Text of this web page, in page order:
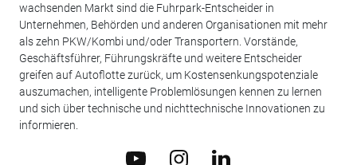
wachsenden Markt sind die Fuhrpark-Entscheider in
Unternehmen, Behörden und anderen Organisationen mit mehr
als zehn PKW/Kombi und/oder Transportern. Vorstände,
Geschäftsführer, Führungskräfte und weitere Entscheider
greifen auf Autoflotte zurück, um Kostensenkungspotenziale
auszumachen, intelligente Problemlösungen kennen zu lernen
und sich über technische und nichttechnische Innovationen zu
informieren.